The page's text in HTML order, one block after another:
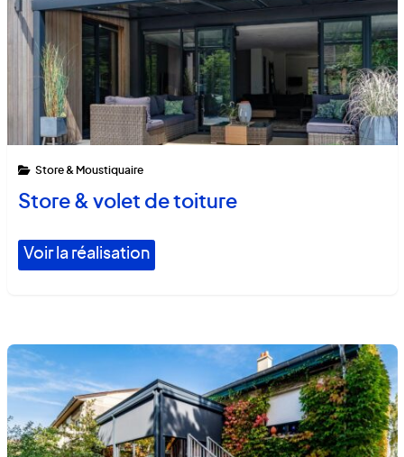
Store & Moustiquaire
Store & volet de toiture
Voir la réalisation